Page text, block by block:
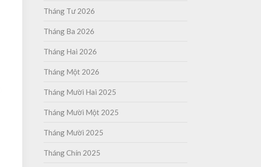
Tháng Tư 2026
Tháng Ba 2026
Tháng Hai 2026
Tháng Một 2026
Tháng Mười Hai 2025
Tháng Mười Một 2025
Tháng Mười 2025
Tháng Chín 2025